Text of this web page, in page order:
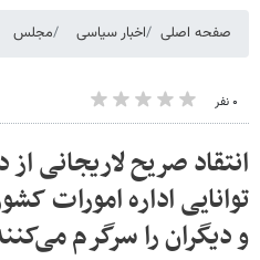
صفحه اصلی اخبار سیاسی مجلس
۰ نفر
انتقاد صریح لاریجانی
توانایی اداره امورات
و دیگران را سرگرم